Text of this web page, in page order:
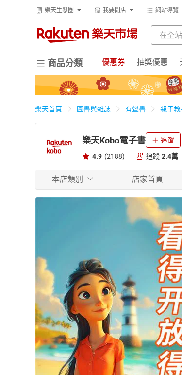
樂天生態圈 我要開店 網站導覽
商品分類 優惠券 抽獎優惠
樂天首頁 圖書與雜誌 有聲書 親子教
樂天Kobo電子書 追蹤
4.9 (2188) 追蹤 2.4萬
本店類別 店家首頁